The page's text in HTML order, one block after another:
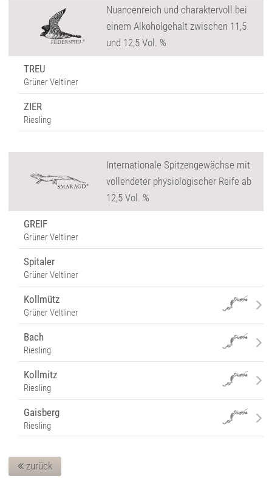
Nuancenreich und charaktervoll bei
einem Alkoholgehalt zwischen 11,5
und 12,5 Vol. %
TREU
Grüner Veltliner
ZIER
Riesling
Internationale Spitzengewächse mit
vollendeter physiologischer Reife ab
12,5 Vol. %
GREIF
Grüner Veltliner
Spitaler
Grüner Veltliner
Kollmütz
Grüner Veltliner
Bach
Riesling
Kollmitz
Riesling
Gaisberg
Riesling
zurück